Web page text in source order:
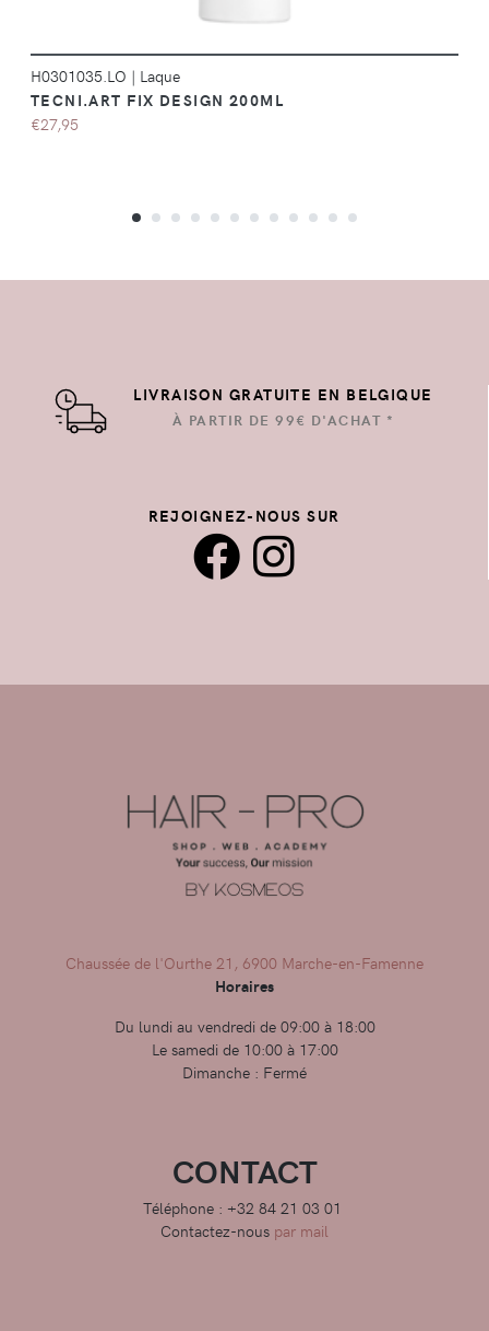
H0301035.LO | Laque
TECNI.ART FIX DESIGN 200ML
€27,95
LIVRAISON GRATUITE EN BELGIQUE
À PARTIR DE 99€ D'ACHAT *
REJOIGNEZ-NOUS SUR
Chaussée de l'Ourthe 21, 6900 Marche-en-Famenne
Horaires
Du lundi au vendredi de 09:00 à 18:00
Le samedi de 10:00 à 17:00
Dimanche : Fermé
CONTACT
Téléphone : +32 84 21 03 01
Contactez-nous par mail